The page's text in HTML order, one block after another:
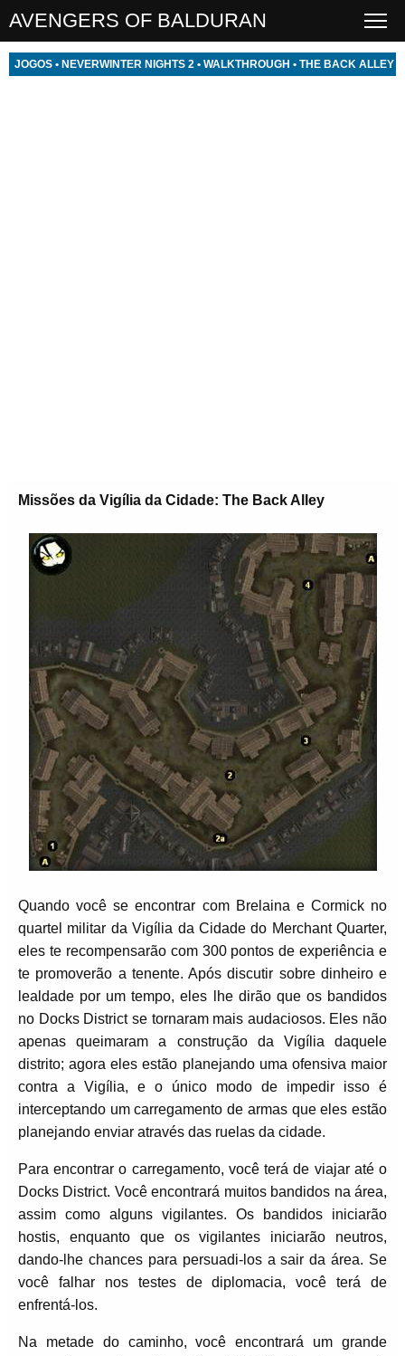
AVENGERS OF BALDURAN
JOGOS • NEVERWINTER NIGHTS 2 • WALKTHROUGH • THE BACK ALLEY
Missões da Vigília da Cidade: The Back Alley
Quando você se encontrar com Brelaina e Cormick no
quartel militar da Vigília da Cidade do Merchant Quarter,
eles te recompensarão com 300 pontos de experiência e
te promoverão a tenente. Após discutir sobre dinheiro e
lealdade por um tempo, eles lhe dirão que os bandidos
no Docks District se tornaram mais audaciosos. Eles não
apenas queimaram a construção da Vigília daquele
distrito; agora eles estão planejando uma ofensiva maior
contra a Vigília, e o único modo de impedir isso é
interceptando um carregamento de armas que eles estão
planejando enviar através das ruelas da cidade.
Para encontrar o carregamento, você terá de viajar até o
Docks District. Você encontrará muitos bandidos na área,
assim como alguns vigilantes. Os bandidos iniciarão
hostis, enquanto que os vigilantes iniciarão neutros,
dando-lhe chances para persuadi-los a sair da área. Se
você falhar nos testes de diplomacia, você terá de
enfrentá-los.
Na metade do caminho, você encontrará um grande